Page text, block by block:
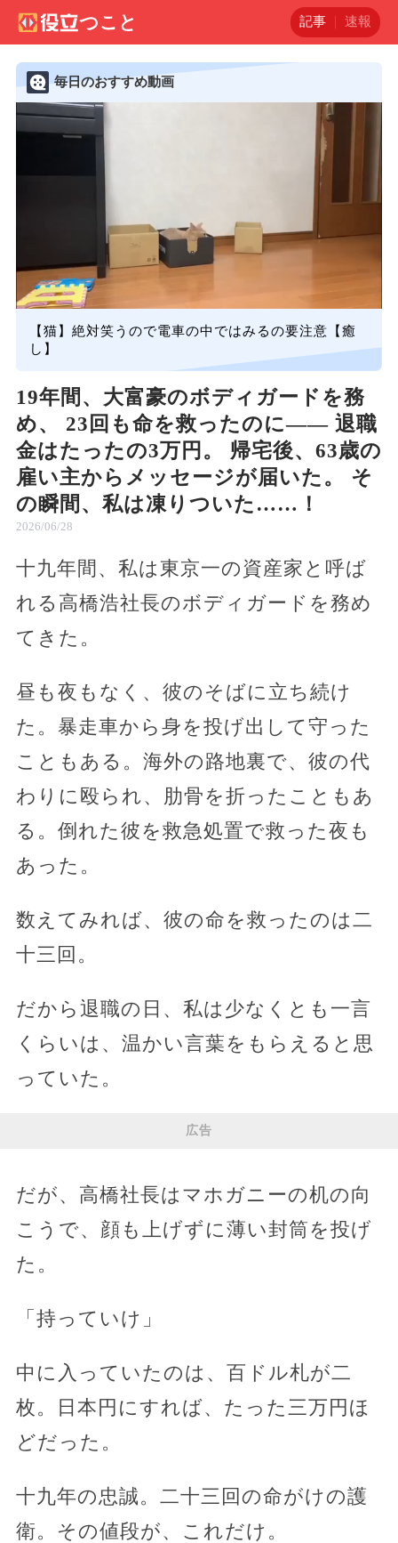
記事 速報
毎日のおすすめ動画
【猫】絶対笑うので電車の中ではみるの要注意【癒
し】
19年間、大富豪のボディガードを務
め、 23回も命を救ったのに―― 退職
金はたったの3万円。 帰宅後、63歳の
雇い主からメッセージが届いた。 そ
の瞬間、私は凍りついた……！
2026/06/28
十九年間、私は東京一の資産家と呼ば
れる高橋浩社長のボディガードを務め
てきた。
昼も夜もなく、彼のそばに立ち続け
た。暴走車から身を投げ出して守った
こともある。海外の路地裏で、彼の代
わりに殴られ、肋骨を折ったこともあ
る。倒れた彼を救急処置で救った夜も
あった。
数えてみれば、彼の命を救ったのは二
十三回。
だから退職の日、私は少なくとも一言
くらいは、温かい言葉をもらえると思
っていた。
広告
だが、高橋社長はマホガニーの机の向
こうで、顔も上げずに薄い封筒を投げ
た。
「持っていけ」
中に入っていたのは、百ドル札が二
枚。日本円にすれば、たった三万円ほ
どだった。
十九年の忠誠。二十三回の命がけの護
衛。その値段が、これだけ。